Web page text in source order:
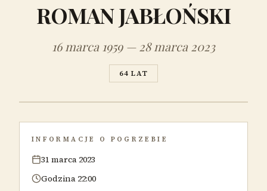
ROMAN JABŁOŃSKI
16 marca 1959 — 28 marca 2023
64 LAT
INFORMACJE O POGRZEBIE
31 marca 2023
Godzina 22:00